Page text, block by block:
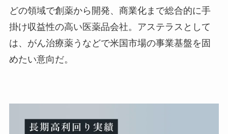
どの領域で創薬から開発、商業化まで総合的に手
掛け収益性の高い医薬品会社。アステラスとして
は、がん治療薬うなどで米国市場の事業基盤を固
めたい意向だ。